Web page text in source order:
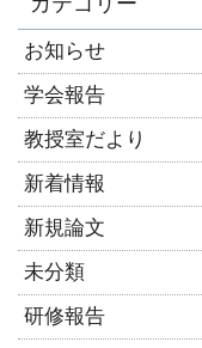
お知らせ
学会報告
教授室だより
新着情報
新規論文
未分類
研修報告